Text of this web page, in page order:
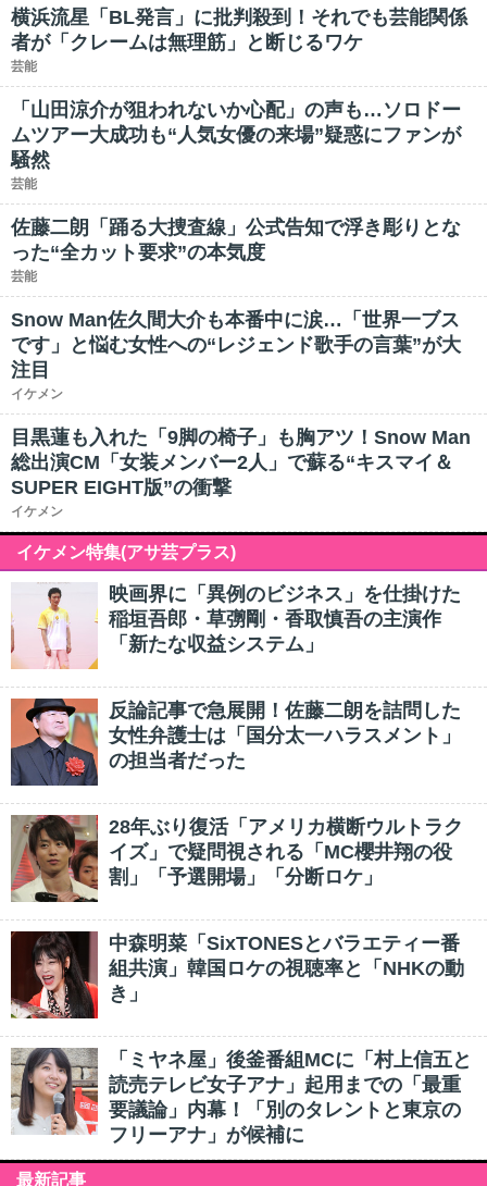
横浜流星「BL発言」に批判殺到！それでも芸能関係
者が「クレームは無理筋」と断じるワケ
芸能
「山田涼介が狙われないか心配」の声も…ソロドー
ムツアー大成功も“人気女優の来場”疑惑にファンが
騒然
芸能
佐藤二朗「踊る大捜査線」公式告知で浮き彫りとな
った“全カット要求”の本気度
芸能
Snow Man佐久間大介も本番中に涙…「世界一ブス
です」と悩む女性への“レジェンド歌手の言葉”が大
注目
イケメン
目黒蓮も入れた「9脚の椅子」も胸アツ！Snow Man
総出演CM「女装メンバー2人」で蘇る“キスマイ＆
SUPER EIGHT版”の衝撃
イケメン
イケメン特集(アサ芸プラス)
映画界に「異例のビジネス」を仕掛けた
稲垣吾郎・草彅剛・香取慎吾の主演作
「新たな収益システム」
反論記事で急展開！佐藤二朗を詰問した
女性弁護士は「国分太一ハラスメント」
の担当者だった
28年ぶり復活「アメリカ横断ウルトラク
イズ」で疑問視される「MC櫻井翔の役
割」「予選開場」「分断ロケ」
中森明菜「SixTONESとバラエティー番
組共演」韓国ロケの視聴率と「NHKの動
き」
「ミヤネ屋」後釜番組MCに「村上信五と
読売テレビ女子アナ」起用までの「最重
要議論」内幕！「別のタレントと東京の
フリーアナ」が候補に
最新記事